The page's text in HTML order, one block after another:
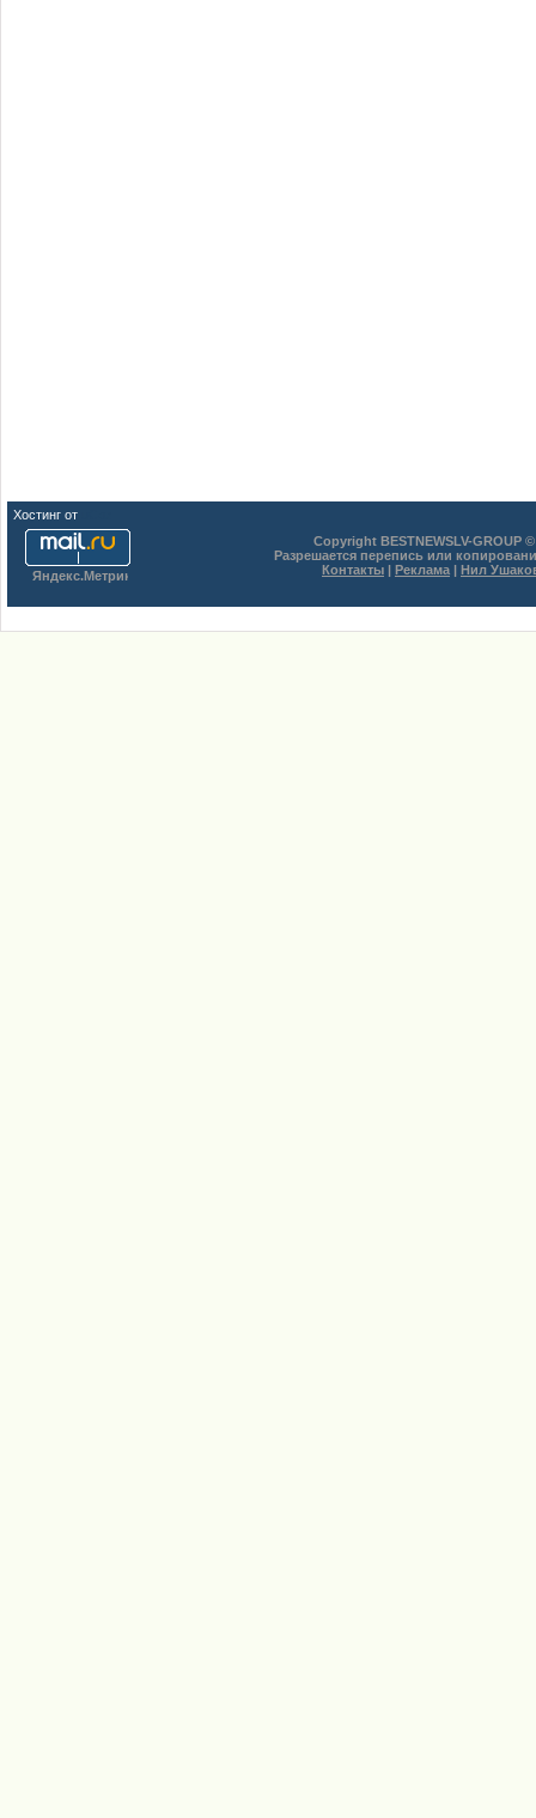
Хостинг от
Copyright BESTNEWSLV-GROUP
Разрешается перепись или
Контакты | Реклама | Нил